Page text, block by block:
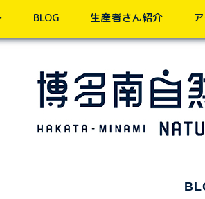
BLOG 生産者さん紹介